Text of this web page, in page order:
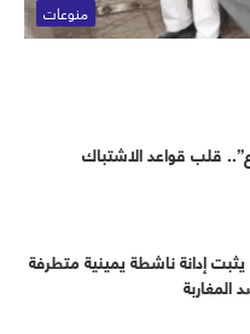
منوعات
قلب قواعد الاشتباك
إدانة ناشطة يمينية متطرفة